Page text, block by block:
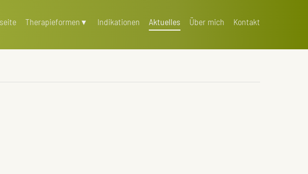
Therapieformen Indikationen Aktuelles Über mich Kontakt